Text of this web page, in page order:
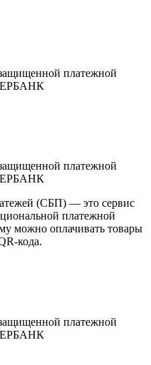
платежной
платежной
(СБП) — это сервис
платежной
можно оплачивать товары
кода.
платежной